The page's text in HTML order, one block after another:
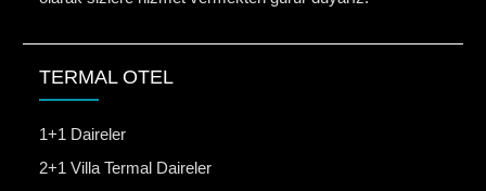
TERMAL OTEL
1+1 Daireler
2+1 Villa Termal Daireler